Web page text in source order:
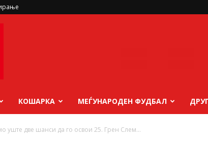
КОШАРКА МЕЃУНАРОДЕН ФУДБАЛ
уште две шанси да го освои 25. Грен Слем...